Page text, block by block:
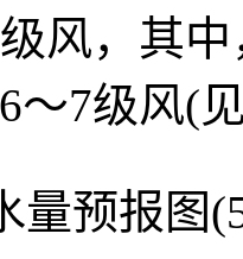
风，其
～7级风(
量预报图